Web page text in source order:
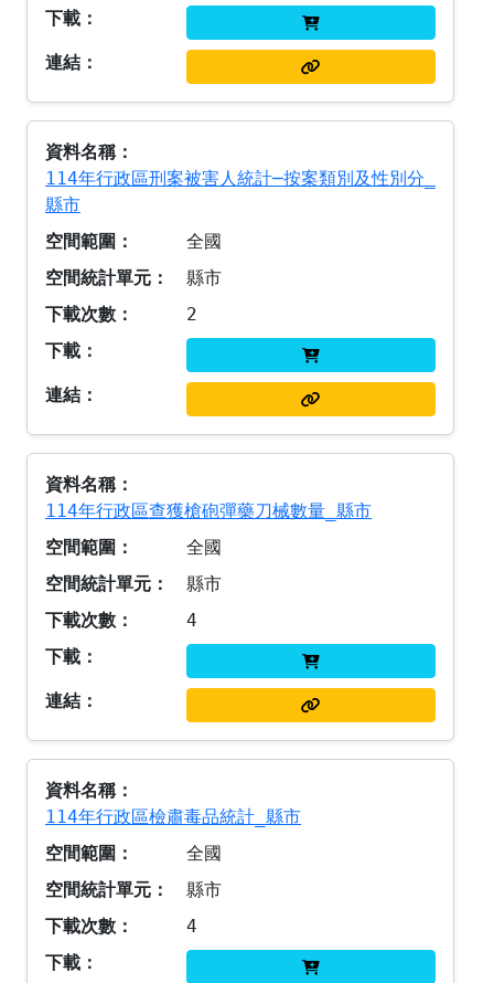
114年行政區刑案被害人統計─按案類別及性別分_
縣市
全國
縣市
2
114年行政區查獲槍砲彈藥刀械數量_縣市
全國
縣市
4
114年行政區檢肅毒品統計_縣市
全國
縣市
4